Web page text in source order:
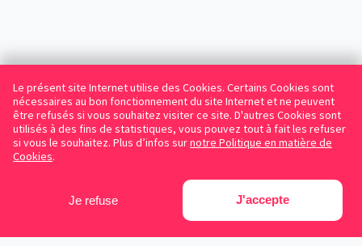
Le présent site Internet utilise des Cookies. Certains Cookies sont
nécessaires au bon fonctionnement du site Internet et ne peuvent
être refusés si vous souhaitez visiter ce site. D'autres Cookies sont
utilisés à des fins de statistiques, vous pouvez tout à fait les refuser
si vous le souhaitez. Plus d’infos surnotre Politique en matière de
Cookies.
Je refuse J'accepte